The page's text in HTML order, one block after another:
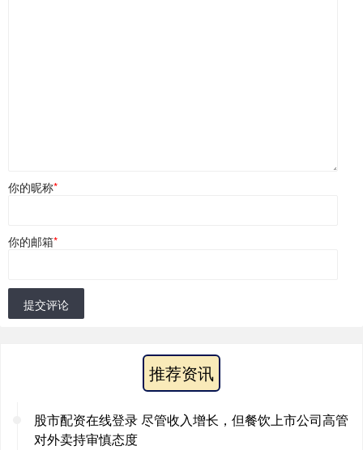
你的昵称*
你的邮箱*
提交评论
推荐资讯
股市配资在线登录 尽管收入增长，但餐饮上市公司高管
对外卖持审慎态度